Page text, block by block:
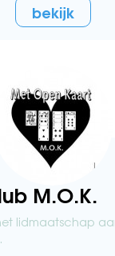
bekijk
M.O.K.
lidmaatschap